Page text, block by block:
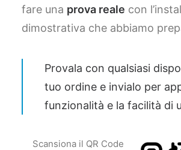
fare una prova reale con
dimostrativa che abbiamo
Provala con qualsiasi
tuo ordine e invialo per
funzionalità e la facilità di
Scansiona il QR Code